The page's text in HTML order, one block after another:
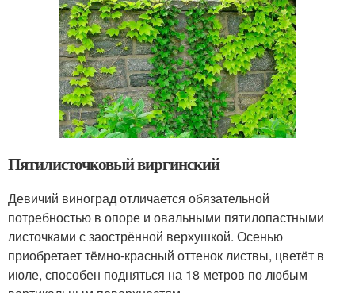
Пятилисточковый виргинский
Девичий виноград отличается обязательной
потребностью в опоре и овальными пятилопастными
листочками с заострённой верхушкой. Осенью
приобретает тёмно-красный оттенок листвы, цветёт в
июле, способен подняться на 18 метров по любым